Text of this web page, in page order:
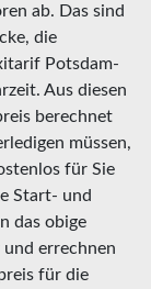
ab. Das sind
die
Potsdam-
Aus diesen
berechnet
müssen,
für Sie
Start- und
das obige
und errechnen
für die